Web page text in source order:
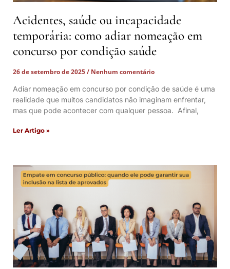
Acidentes, saúde ou incapacidade
temporária: como adiar nomeação em
concurso por condição saúde
26 de setembro de 2025
Nenhum comentário
Adiar nomeação em concurso por condição de saúde é uma
realidade que muitos candidatos não imaginam enfrentar,
mas que pode acontecer com qualquer pessoa. Afinal,
Ler Artigo »